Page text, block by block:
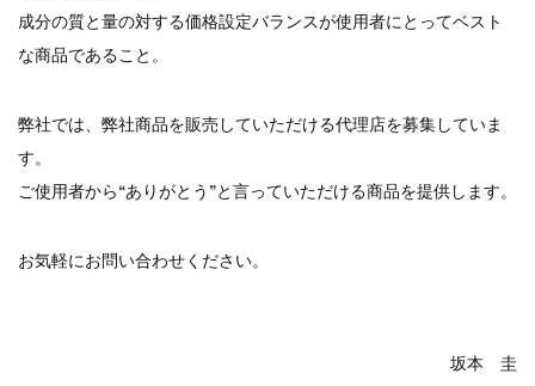
成分の質と量の対する価格設定バランスが使用者にとってベスト
な商品であること。
弊社では、弊社商品を販売していただける代理店を募集していま
す。
ご使用者から“ありがとう”と言っていただける商品を提供します。
お気軽にお問い合わせください。
坂本 圭